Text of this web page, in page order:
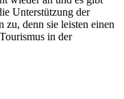
Unterstützung der
zu, denn sie leisten einen
in der